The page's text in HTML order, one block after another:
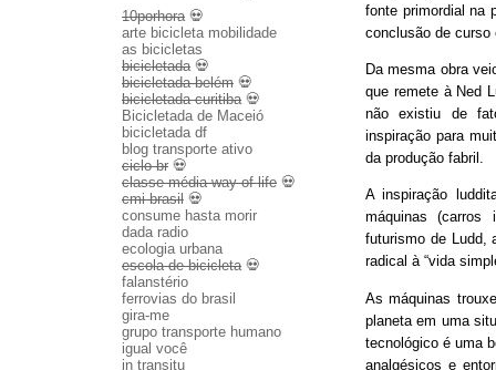
fonte primordial na
conclusão de curso
Da mesma obra
que remete à Ned
não existiu de
inspiração para
da produção fabril.
A inspiração
máquinas (carros
futurismo de Ludd,
radical à “vida
As máquinas
planeta em uma
tecnológico é uma
analgésicos e
10porhora💀
arte bicicleta mobilidade
as bicicletas
bicicletada💀
bicicletada belém 💀
bicicletada curitiba💀
Bicicletada de Maceió
bicicletada df
blog transporte ativo
ciclo br 💀
classe média way of life 💀
cmi brasil 💀
consume hasta morir
dada radio
ecologia urbana
escola de bicicleta💀
falanstério
ferrovias do brasil
gira-me
grupo transporte humano
igual você
in transitu